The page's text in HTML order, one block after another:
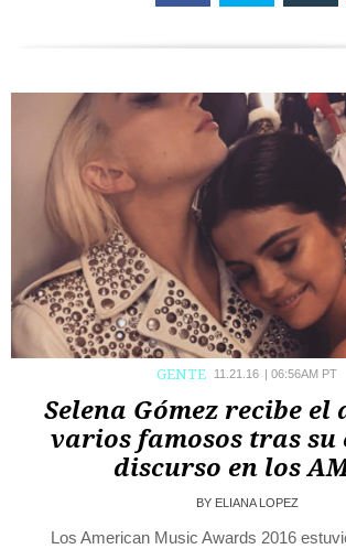
GENTE 11.21.16 | 06:56AM PT
Selena Gómez recibe el
varios famosos tras su
discurso en los
BY ELIANA LOPEZ
Los American Music Awards 2016